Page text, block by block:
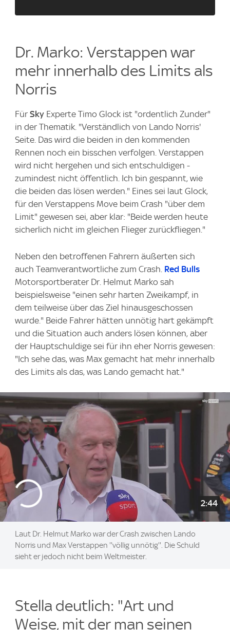
Dr. Marko: Verstappen war
mehr innerhalb des Limits als
Norris
Für Sky Experte Timo Glock ist "ordentlich Zunder"
in der Thematik. "Verständlich von Lando Norris'
Seite. Das wird die beiden in den kommenden
Rennen noch ein bisschen verfolgen. Verstappen
wird nicht hergehen und sich entschuldigen -
zumindest nicht öffentlich. Ich bin gespannt, wie
die beiden das lösen werden." Eines sei laut Glock,
für den Verstappens Move beim Crash "über dem
Limit" gewesen sei, aber klar: "Beide werden heute
sicherlich nicht im gleichen Flieger zurückfliegen."
Neben den betroffenen Fahrern äußerten sich
auch Teamverantwortliche zum Crash. Red Bulls
Motorsportberater Dr. Helmut Marko sah
beispielsweise "einen sehr harten Zweikampf, in
dem teilweise über das Ziel hinausgeschossen
wurde." Beide Fahrer hätten unnötig hart gekämpft
und die Situation auch anders lösen können, aber
der Hauptschuldige sei für ihn eher Norris gewesen:
"Ich sehe das, was Max gemacht hat mehr innerhalb
des Limits als das, was Lando gemacht hat."
2:44
Laut Dr. Helmut Marko war der Crash zwischen Lando
Norris und Max Verstappen ''völlig unnötig''. Die Schuld
sieht er jedoch nicht beim Weltmeister.
Stella deutlich: "Art und
Weise, mit der man seinen